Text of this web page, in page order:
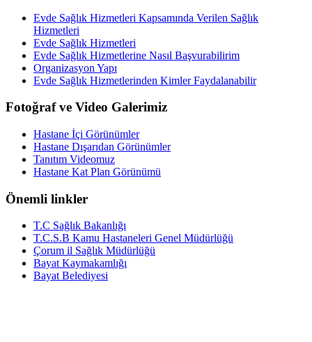
Evde Sağlık Hizmetleri Kapsamında Verilen Sağlık
Hizmetleri
Evde Sağlık Hizmetleri
Evde Sağlık Hizmetlerine Nasıl Başvurabilirim
Organizasyon Yapı
Evde Sağlık Hizmetlerinden Kimler Faydalanabilir
Fotoğraf ve Video Galerimiz
Hastane İçi Görünümler
Hastane Dışarıdan Görünümler
Tanıtım Videomuz
Hastane Kat Plan Görünümü
Önemli linkler
T.C Sağlık Bakanlığı
T.C.S.B Kamu Hastaneleri Genel Müdürlüğü
Çorum il Sağlık Müdürlüğü
Bayat Kaymakamlığı
Bayat Belediyesi